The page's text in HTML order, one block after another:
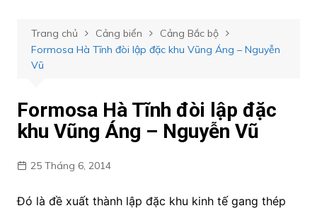
Trang chủ Cảng biển
Cảng Bắc bộ
Formosa Hà Tĩnh đòi lập đặc khu Vũng Áng – Nguyễn
Vũ
Formosa Hà Tĩnh đòi lập đặc
khu Vũng Áng – Nguyễn Vũ
25 Tháng 6, 2014
Đó là đề xuất thành lập đặc khu kinh tế gang thép